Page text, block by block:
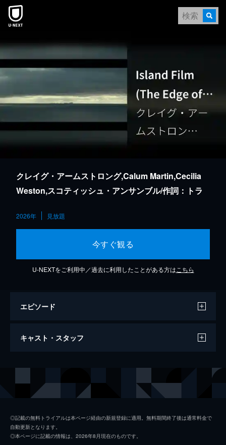
本文へスキップ
クレイグ・アームストロング,Calum Martin,Cecilia
Weston,スコティッシュ・アンサンブル/作詞：トラ
グ,Calum Martin
2026年 見放題
今すぐ観る
U-NEXTをご利用中／過去に利用したことがある方は こちら
エピソード
Island Film (The Edge of the Sea:
キャスト・スタッフ
Calum Martin
◎記載の無料トライアルは本ページ経由の新規登録に適用。無料期間終了後は通常料金で
自動更新となります。
◎本ページに記載の情報は、2026年8月現在のものです。